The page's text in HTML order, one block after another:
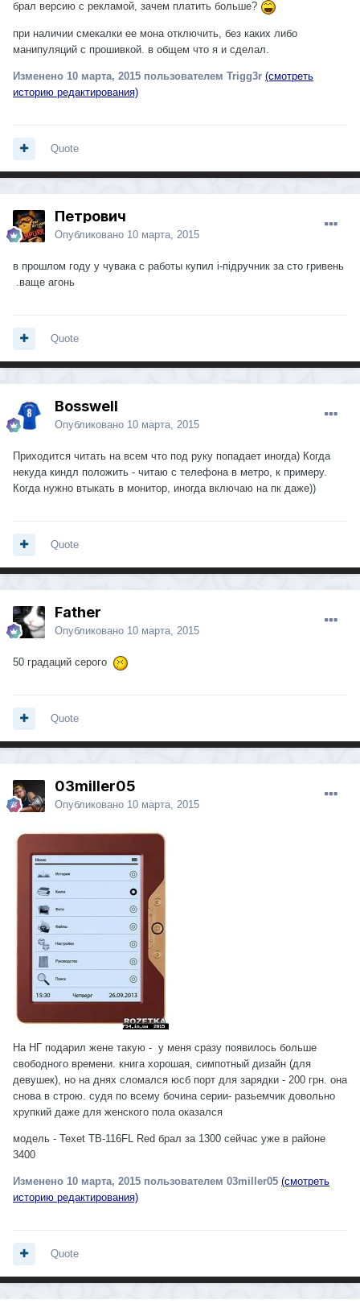
брал версию с рекламой, зачем платить больше?
при наличии смекалки ее мона отключить, без каких либо
манипуляций с прошивкой. в общем что я и сделал.
Изменено 10 марта, 2015 пользователем Trigg3r (смотреть
историю редактирования)
Quote
Петрович
Опубликовано 10 марта, 2015
в прошлом году у чувака с работы купил i-пiдручник за сто гривень
.ваще агонь
Quote
Bosswell
Опубликовано 10 марта, 2015
Приходится читать на всем что под руку попадает иногда) Когда
некуда киндл положить - читаю с телефона в метро, к примеру.
Когда нужно втыкать в монитор, иногда включаю на пк даже))
Quote
Father
Опубликовано 10 марта, 2015
50 градаций серого
Quote
03miller05
Опубликовано 10 марта, 2015
На НГ подарил жене такую - у меня сразу появилось больше
свободного времени. книга хорошая, симпотный дизайн (для
девушек), но на днях сломался юсб порт для зарядки - 200 грн. она
снова в строю. судя по всему бочина серии- разьемчик довольно
хрупкий даже для женского пола оказался
модель - Texet TB-116FL Red брал за 1300 сейчас уже в районе
3400
Изменено 10 марта, 2015 пользователем 03miller05 (смотреть
историю редактирования)
Quote